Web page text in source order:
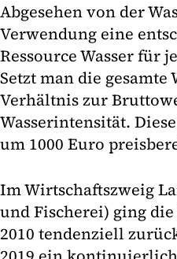
Abgesehen von der
Verwendung eine
Ressource Wasser für
Setzt man die
Verhältnis zur
Wasserintensität.
um 1000 Euro
Im Wirtschaftszweig
und Fischerei) ging
2010 tendenziell